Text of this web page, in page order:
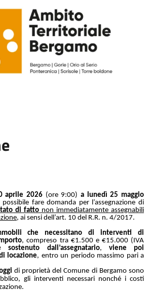
aprile 2026 (ore 9:00) a lunedì 25 maggio
fare domanda per l’assegnazione di
di fatto non immediatamente assegnabili
, ai sensi dell’art. 10 del R.R. n. 4/2017.
che necessitano di interventi di
, compreso tra €1.500 e €15.000 (IVA
sostenuto dall’assegnatario, viene poi
locazione, entro un periodo massimo pari a
di proprietà del Comune di Bergamo sono
gli interventi necessari nonché i costi